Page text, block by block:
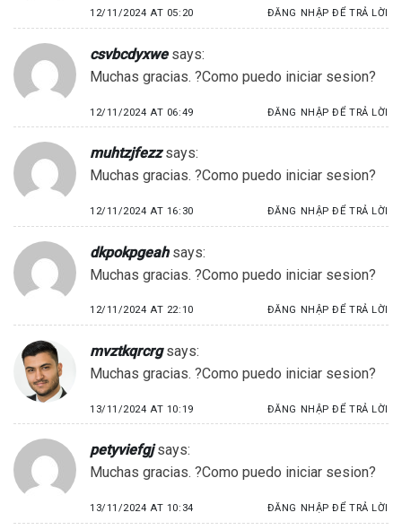
12/11/2024 AT 05:20 ĐĂNG NHẬP ĐỂ TRẢ LỜI
csvbcdyxwe says:
Muchas gracias. ?Como puedo iniciar sesion?
12/11/2024 AT 06:49 ĐĂNG NHẬP ĐỂ TRẢ LỜI
muhtzjfezz says:
Muchas gracias. ?Como puedo iniciar sesion?
12/11/2024 AT 16:30 ĐĂNG NHẬP ĐỂ TRẢ LỜI
dkpokpgeah says:
Muchas gracias. ?Como puedo iniciar sesion?
12/11/2024 AT 22:10 ĐĂNG NHẬP ĐỂ TRẢ LỜI
mvztkqrcrg says:
Muchas gracias. ?Como puedo iniciar sesion?
13/11/2024 AT 10:19 ĐĂNG NHẬP ĐỂ TRẢ LỜI
petyviefgj says:
Muchas gracias. ?Como puedo iniciar sesion?
13/11/2024 AT 10:34 ĐĂNG NHẬP ĐỂ TRẢ LỜI